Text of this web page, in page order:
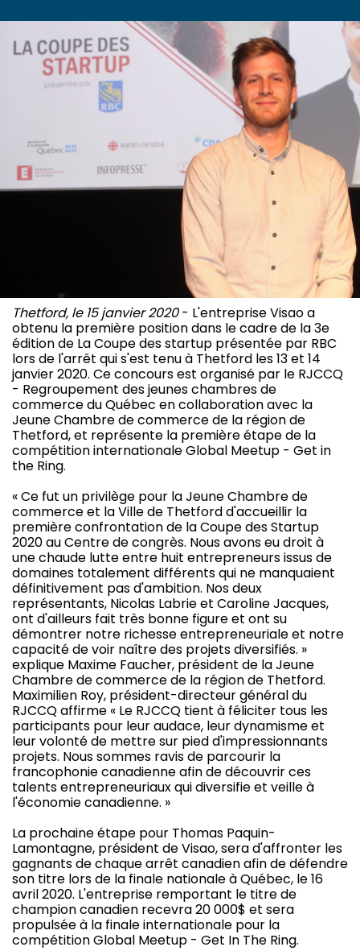
Thetford, le 15 janvier 2020- L'entreprise Visao a
obtenu la première position dans le cadre de la 3e
édition de La Coupe des startup présentée par RBC
lors de l'arrêt qui s'est tenu à Thetford les 13 et 14
janvier 2020. Ce concours est organisé par le RJCCQ
- Regroupement des jeunes chambres de
commerce du Québec en collaboration avec la
Jeune Chambre de commerce de la région de
Thetford, et représente la première étape de la
compétition internationale Global Meetup - Get in
the Ring.
« Ce fut un privilège pour la Jeune Chambre de
commerce et la Ville de Thetford d'accueillir la
première confrontation de la Coupe des Startup
2020 au Centre de congrès. Nous avons eu droit à
une chaude lutte entre huit entrepreneurs issus de
domaines totalement différents qui ne manquaient
définitivement pas d'ambition. Nos deux
représentants, Nicolas Labrie et Caroline Jacques,
ont d'ailleurs fait très bonne figure et ont su
démontrer notre richesse entrepreneuriale et notre
capacité de voir naître des projets diversifiés. »
explique Maxime Faucher, président de la Jeune
Chambre de commerce de la région de Thetford.
Maximilien Roy, président-directeur général du
RJCCQ affirme « Le RJCCQ tient à féliciter tous les
participants pour leur audace, leur dynamisme et
leur volonté de mettre sur pied d'impressionnants
projets. Nous sommes ravis de parcourir la
francophonie canadienne afin de découvrir ces
talents entrepreneuriaux qui diversifie et veille à
l'économie canadienne. »
La prochaine étape pour Thomas Paquin-
Lamontagne, président de Visao, sera d'affronter les
gagnants de chaque arrêt canadien afin de défendre
son titre lors de la finale nationale à Québec, le 16
avril 2020. L'entreprise remportant le titre de
champion canadien recevra 20 000$ et sera
propulsée à la finale internationale pour la
compétition Global Meetup - Get In The Ring.